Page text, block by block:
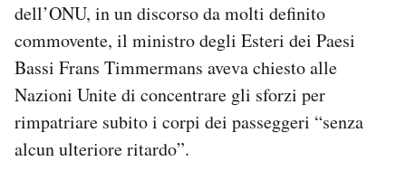
dell’ONU, in un discorso da molti definito
commovente, il ministro degli Esteri dei Paesi
Bassi Frans Timmermans aveva chiesto alle
Nazioni Unite di concentrare gli sforzi per
rimpatriare subito i corpi dei passeggeri “senza
alcun ulteriore ritardo”.